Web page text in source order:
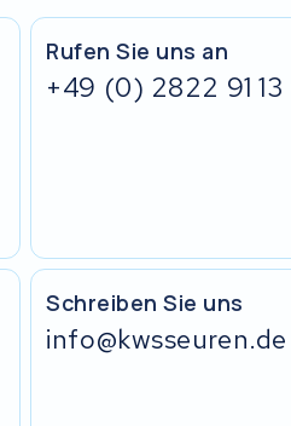
Rufen Sie uns an
+49 (0) 2822 91
Schreiben Sie uns
info@kwsseuren.de